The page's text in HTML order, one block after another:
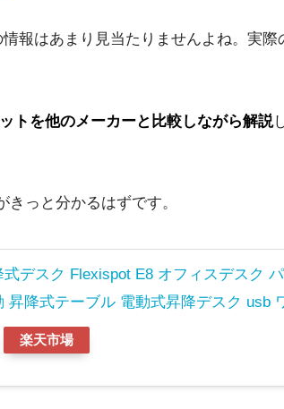
報はあまり見当たりませんよね。実
トを他のメーカーと比較しながら解説
っと分かるはずです。
デスク Flexispot E8 オフィスデスク
昇降式テーブル 電動式昇降デスク usb
楽天市場